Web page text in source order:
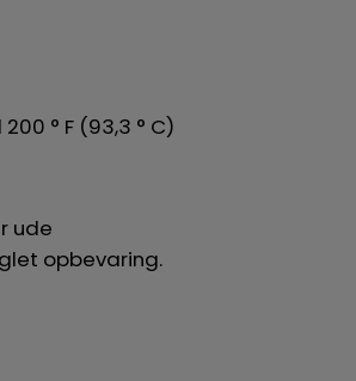
° F (93,3 ° C)
ude
opbevaring.